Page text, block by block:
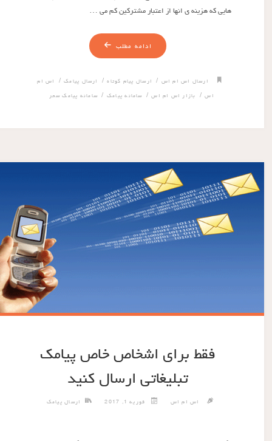
هایی که هزینه ی انها از اعتبار مشترکین کم می …
ادامه مطلب
ارسال اس ام اس/ ارسال پیام کوتاه/ ارسال پیامک / اس ام
اس/ بازار اس ام اس/ سامانه پیامک/ سامانه پیامک سحر
فقط برای اشخاص خاص پیامک
تبلیغاتی ارسال کنید
اس ام اس فوریه 1, 2017 ارسال پیامک